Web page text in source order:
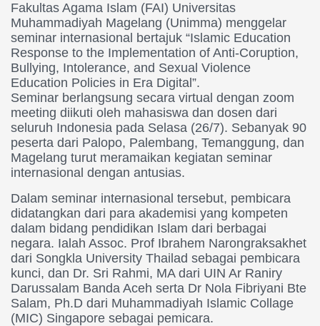
Fakultas Agama Islam (FAI) Universitas
Muhammadiyah Magelang (Unimma) menggelar
seminar internasional bertajuk “Islamic Education
Response to the Implementation of Anti-Coruption,
Bullying, Intolerance, and Sexual Violence
Education Policies in Era Digital”.
Seminar berlangsung secara virtual dengan zoom
meeting diikuti oleh mahasiswa dan dosen dari
seluruh Indonesia pada Selasa (26/7). Sebanyak 90
peserta dari Palopo, Palembang, Temanggung, dan
Magelang turut meramaikan kegiatan seminar
internasional dengan antusias.
Dalam seminar internasional tersebut, pembicara
didatangkan dari para akademisi yang kompeten
dalam bidang pendidikan Islam dari berbagai
negara. Ialah Assoc. Prof Ibrahem Narongraksakhet
dari Songkla University Thailad sebagai pembicara
kunci, dan Dr. Sri Rahmi, MA dari UIN Ar Raniry
Darussalam Banda Aceh serta Dr Nola Fibriyani Bte
Salam, Ph.D dari Muhammadiyah Islamic Collage
(MIC) Singapore sebagai pemicara.